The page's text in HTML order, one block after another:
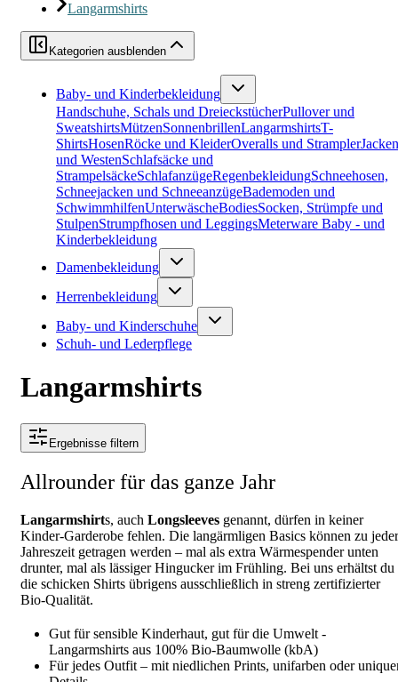
Langarmshirts
Kategorien ausblenden
Baby- und Kinderbekleidung
Handschuhe, Schals und DreieckstücherPullover und
SweatshirtsMützenSonnenbrillenLangarmshirtsT-
ShirtsHosenRöcke und KleiderOveralls und StramplerJacken
und WestenSchlafsäcke und
StrampelsäckeSchlafanzügeRegenbekleidungSchneehosen,
Schneejacken und SchneeanzügeBademoden und
SchwimmhilfenUnterwäscheBodiesSocken, Strümpfe und
StulpenStrumpfhosen und LeggingsMeterware Baby - und
Kinderbekleidung
Damenbekleidung
Herrenbekleidung
Baby- und Kinderschuhe
Schuh- und Lederpflege
Langarmshirts
Ergebnisse filtern
Allrounder für das ganze Jahr
Langarmshirts, auch Longsleeves genannt, dürfen in keiner
Kinder-Garderobe fehlen. Die langärmligen Basics können zu jeder
Jahreszeit getragen werden – mal als extra Wärmespender unten
drunter, mal als lässiger Hingucker im Frühling. Bei uns erhältst du
die schicken Shirts übrigens ausschließlich in streng zertifizierter
Bio-Qualität.
Gut für sensible Kinderhaut, gut für die Umwelt -
Langarmshirts aus 100% Bio-Baumwolle (kbA)
Für jedes Outfit – mit niedlichen Prints, unifarben oder